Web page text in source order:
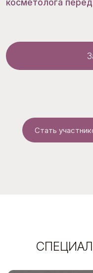
Стать